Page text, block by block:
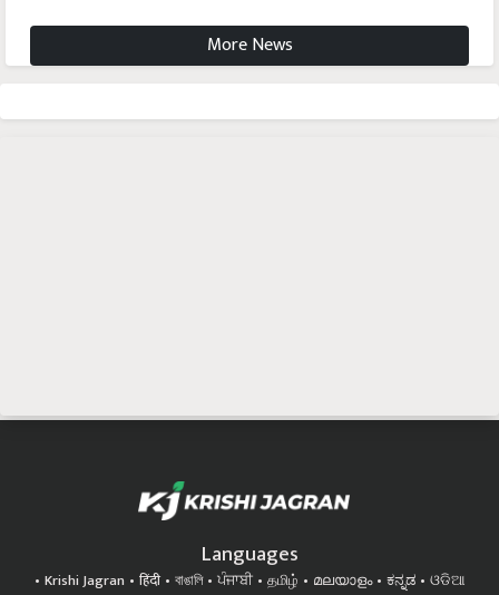
More News
Languages
Krishi Jagran हिंदी বাঙালি ਪੰਜਾਬੀ தமிழ் മലയാളം ಕನ್ನಡ
ଓଡିଆ